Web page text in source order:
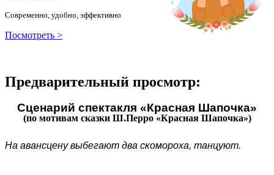
Современно, удобно, эффективно
Посмотреть >
Предварительный просмотр:
Сценарий спектакля «Красная Шапочка»
(по мотивам сказки Ш.Перро «Красная Шапочка»)
На авансцену выбегают два скомороха, танцуют.